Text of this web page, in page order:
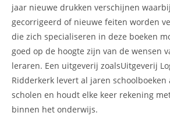
jaar nieuwe drukken verschijnen
gecorrigeerd of nieuwe feiten worden
die zich specialiseren in deze boeken
goed op de hoogte zijn van de wensen
leraren. Een uitgeverij zoalsUitgeverij
Ridderkerk levert al jaren
scholen en houdt elke keer rekening
binnen het onderwijs.